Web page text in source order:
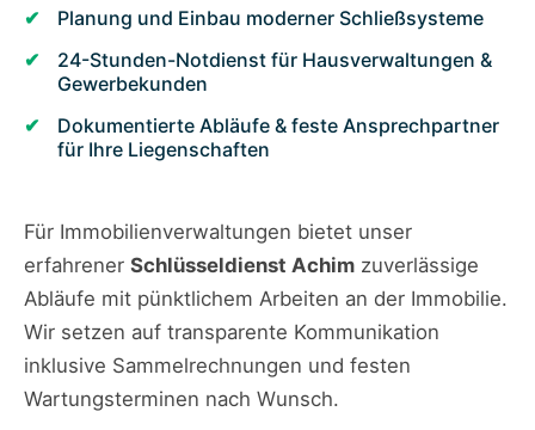
Planung und Einbau moderner Schließsysteme
24-Stunden-Notdienst für Hausverwaltungen &
Gewerbekunden
Dokumentierte Abläufe & feste Ansprechpartner
für Ihre Liegenschaften
Für Immobilienverwaltungen bietet unser
erfahrener Schlüsseldienst Achim zuverlässige
Abläufe mit pünktlichem Arbeiten an der Immobilie.
Wir setzen auf transparente Kommunikation
inklusive Sammelrechnungen und festen
Wartungsterminen nach Wunsch.